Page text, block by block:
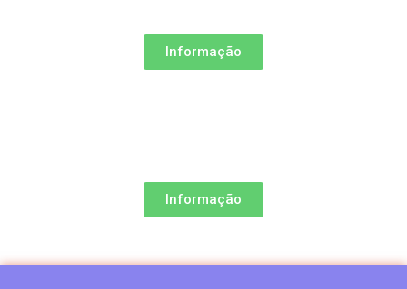
Informação
Informação